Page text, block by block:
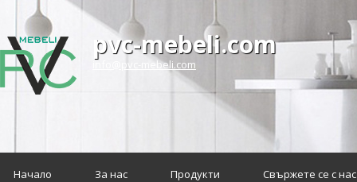
pvc-mebeli.com
info@pvc-mebeli.com
Начало За нас Продукти Свържете се с нас